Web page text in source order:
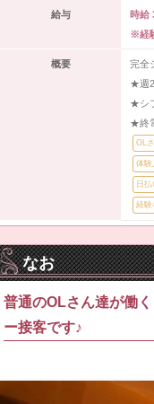
給与
時給
※経
概要
完全
★週
★シ
★終
OL
体験
日
経験
なお
普通のOLさん達が働
ー接客です♪